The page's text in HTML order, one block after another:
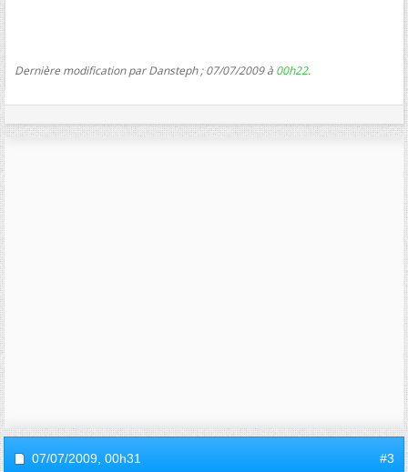
Dernière modification par Dansteph ; 07/07/2009 à 00h22.
07/07/2009, 00h31 #3